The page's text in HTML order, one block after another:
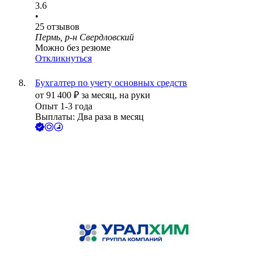
3.6
•
25 отзывов
Пермь, р-н Свердловский
Можно без резюме
Откликнуться
Бухгалтер по учету основных средств
от 91 400 ₽ за месяц, на руки
Опыт 1-3 года
Выплаты: Два раза в месяц